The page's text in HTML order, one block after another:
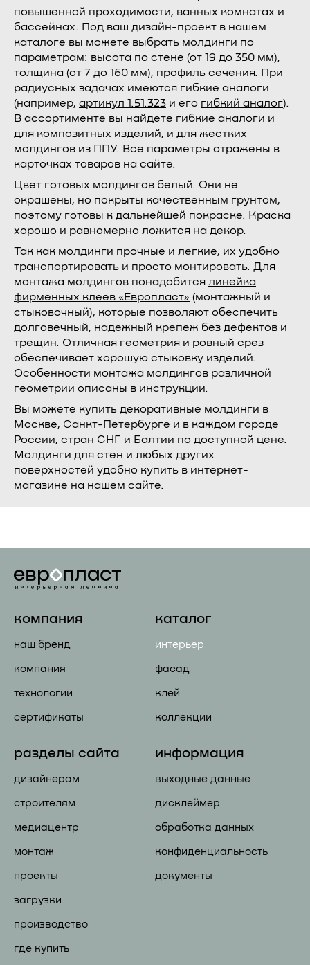
повышенной проходимости, ванных комнатах и
бассейнах. Под ваш дизайн-проект в нашем
каталоге вы можете выбрать молдинги по
параметрам: высота по стене (от 19 до 350 мм),
толщина (от 7 до 160 мм), профиль сечения. При
радиусных задачах имеются гибкие аналоги
(например, артикул 1.51.323 и его гибкий аналог).
В ассортименте вы найдете гибкие аналоги и
для композитных изделий, и для жестких
молдингов из ППУ. Все параметры отражены в
карточках товаров на сайте.
Цвет готовых молдингов белый. Они не
окрашены, но покрыты качественным грунтом,
поэтому готовы к дальнейшей покраске. Краска
хорошо и равномерно ложится на декор.
Так как молдинги прочные и легкие, их удобно
транспортировать и просто монтировать. Для
монтажа молдингов понадобится линейка
фирменных клеев «Европласт» (монтажный и
стыковочный), которые позволяют обеспечить
долговечный, надежный крепеж без дефектов и
трещин. Отличная геометрия и ровный срез
обеспечивает хорошую стыковку изделий.
Особенности монтажа молдингов различной
геометрии описаны в инструкции.
Вы можете купить декоративные молдинги в
Москве, Санкт-Петербурге и в каждом городе
России, стран СНГ и Балтии по доступной цене.
Молдинги для стен и любых других
поверхностей удобно купить в интернет-
магазине на нашем сайте.
компания
наш бренд
компания
технологии
сертификаты
каталог
интерьер
фасад
клей
коллекции
разделы сайта
дизайнерам
строителям
медиацентр
монтаж
проекты
загрузки
производство
где купить
информация
выходные данные
дисклеймер
обработка данных
конфиденциальность
документы